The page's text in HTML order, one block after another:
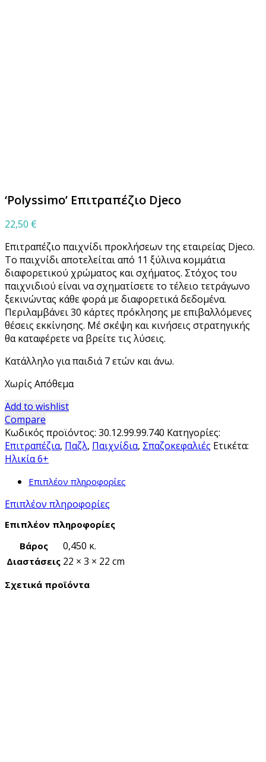
‘Polyssimo’ Επιτραπέζιο Djeco
22,50 €
Επιτραπέζιο παιχνίδι προκλήσεων της εταιρείας Djeco.
Το παιχνίδι αποτελείται από 11 ξύλινα κομμάτια
διαφορετικού χρώματος και σχήματος. Στόχος του
παιχνιδιού είναι να σχηματίσετε το τέλειο τετράγωνο
ξεκινώντας κάθε φορά με διαφορετικά δεδομένα.
Περιλαμβάνει 30 κάρτες πρόκλησης με επιβαλλόμενες
θέσεις εκκίνησης. Μέ σκέψη και κινήσεις στρατηγικής
θα καταφέρετε να βρείτε τις λύσεις.
Κατάλληλο για παιδιά 7 ετών και άνω.
Χωρίς Απόθεμα
Add to wishlist
Compare
Κωδικός προϊόντος: 30.12.99.99.740 Κατηγορίες:
Επιτραπέζια, Παζλ, Παιχνίδια, Σπαζοκεφαλιές Ετικέτα:
Ηλικία 6+
Επιπλέον πληροφορίες
Επιπλέον πληροφορίες
Επιπλέον πληροφορίες
Βάρος
0,450 κ.
Διαστάσεις 22 × 3 × 22 cm
Σχετικά προϊόντα